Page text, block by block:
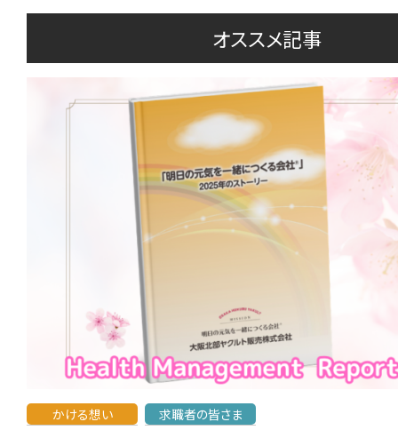
オススメ記事
かける想い 求職者の皆さま